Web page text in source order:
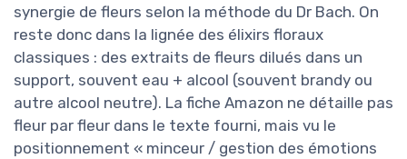
synergie de fleurs selon la méthode du Dr Bach. On
reste donc dans la lignée des élixirs floraux
classiques : des extraits de fleurs dilués dans un
support, souvent eau + alcool (souvent brandy ou
autre alcool neutre). La fiche Amazon ne détaille pas
fleur par fleur dans le texte fourni, mais vu le
positionnement « minceur / gestion des émotions